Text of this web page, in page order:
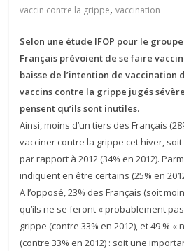
vaccin contre la grippe,vaccination
Selon une étude IFOP pour le groupe
Français prévoient de se faire
baisse de l’intention de vaccination
vaccins contre la grippe jugés
pensent qu’ils sont inutiles.
Ainsi, moins d’un tiers des Français
vacciner contre la grippe cet hiver,
par rapport à 2012 (34% en 2012).
indiquent en être certains (25% en
A l’opposé, 23% des Français (soit
qu’ils ne se feront « probablement
grippe (contre 33% en 2012), et 49 %
(contre 33% en 2012) : soit une